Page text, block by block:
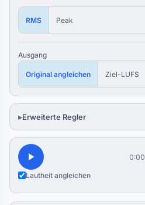
RMS Peak
Ausgang
Original angleichen Ziel-LUFS
Erweiterte Regler
0:00
Lautheit angleichen